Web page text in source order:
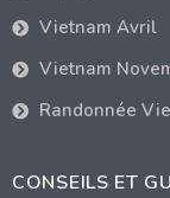
Vietnam Avril
Vietnam
Randonnée
CONSEILS ET